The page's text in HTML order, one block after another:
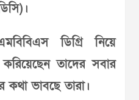
ডিগ্রি নিয়ে
করিয়েছেন তাদের সবার
ভাবছে তারা।